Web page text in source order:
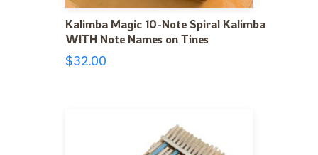
Kalimba Magic 10-Note Spiral Kalimba
WITH Note Names on Tines
$32.00